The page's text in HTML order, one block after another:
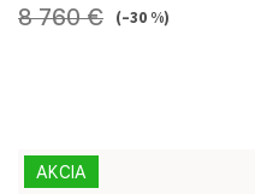
8 760 € (–30 %)
AKCIA